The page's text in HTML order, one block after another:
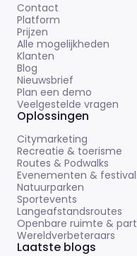
Contact
Platform
Prijzen
Alle mogelijkheden
Klanten
Blog
Nieuwsbrief
Plan een demo
Veelgestelde vragen
Oplossingen
Citymarketing
Recreatie & toerisme
Routes & Podwalks
Evenementen &
Natuurparken
Sportevents
Langeafstandsroutes
Openbare ruimte &
Wereldverbeteraars
Laatste blogs